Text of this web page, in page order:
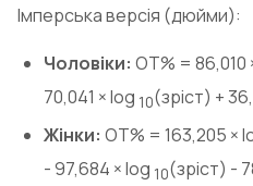
Імперська версія (дюйми):
Чоловіки: ОТ% = 86,010
70,041 × log 10(зріст) +
Жінки: ОТ% = 163,205 ×
- 97,684 × log 10(зріст) -